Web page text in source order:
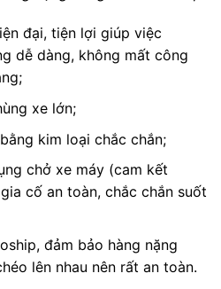
đại, tiện lợi giúp việc
dễ dàng, không mất công
xe lớn;
kim loại chắc chắn;
chở xe máy (cam kết
cố an toàn, chắc chắn suốt
đảm bảo hàng nặng
lên nhau nên rất an toàn.